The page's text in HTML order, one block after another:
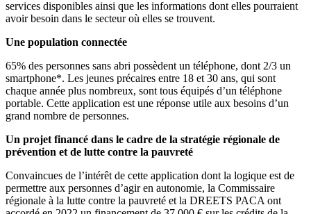
services disponibles ainsi que les informations dont elles pourraient
avoir besoin dans le secteur où elles se trouvent.
Une population connectée
65% des personnes sans abri possèdent un téléphone, dont 2/3 un
smartphone*. Les jeunes précaires entre 18 et 30 ans, qui sont
chaque année plus nombreux, sont tous équipés d’un téléphone
portable. Cette application est une réponse utile aux besoins d’un
grand nombre de personnes.
Un projet financé dans le cadre de la stratégie régionale de
prévention et de lutte contre la pauvreté
Convaincues de l’intérêt de cette application dont la logique est de
permettre aux personnes d’agir en autonomie, la Commissaire
régionale à la lutte contre la pauvreté et la DREETS PACA ont